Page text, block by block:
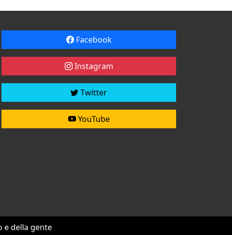
Facebook
Instagram
Twitter
YouTube
e della gente